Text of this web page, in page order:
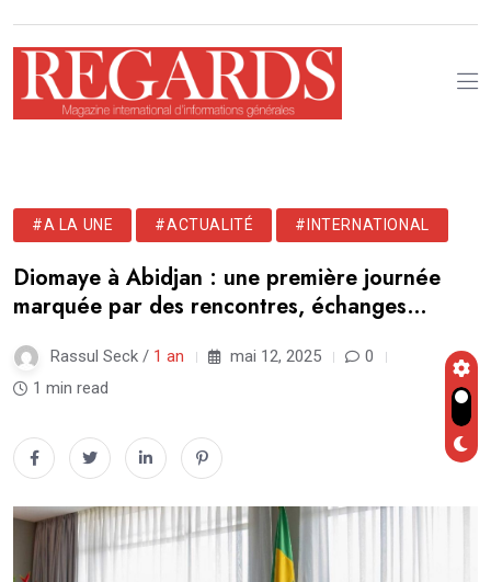
#A LA UNE #ACTUALITÉ #INTERNATIONAL
Diomaye à Abidjan : une première journée
marquée par des rencontres, échanges…
Rassul Seck / 1 an mai 12, 2025
0
1 min read